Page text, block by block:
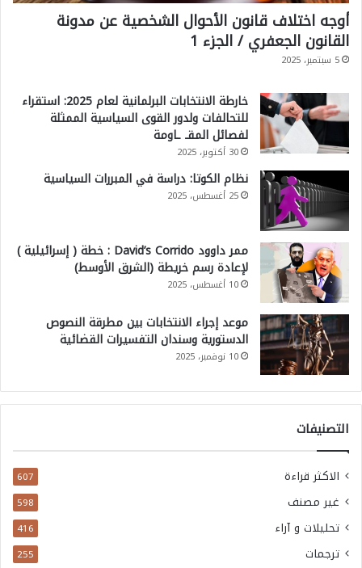
أوجه اختلاف قانون الأحوال الشخصية عن مدونة
القانون الجعفري / الجزء 1
5 سبتمبر، 2025
خارطة الانتخابات البرلمانية لعام 2025: استقراء
للتحالفات ولدور القوى السياسية الممثلة
لفصائل المقـ ـاومة
30 أكتوبر، 2025
نظام الكوتا: دراسة في المبررات السياسية
25 أغسطس، 2025
ممر داوود David’s Corrido : خطة ( إسرائيلية )
لإعادة رسم خريطة (الشرق الأوسط)
10 أغسطس، 2025
موعد إجراء الانتخابات بين مطرقة النصوص
الدستورية وسندان التفسيرات القضائية
10 نوفمبر، 2025
التصنيفات
الاكثر قراءة 607
غير مصنف 598
تحليلات و آراء 416
ترجمات 255